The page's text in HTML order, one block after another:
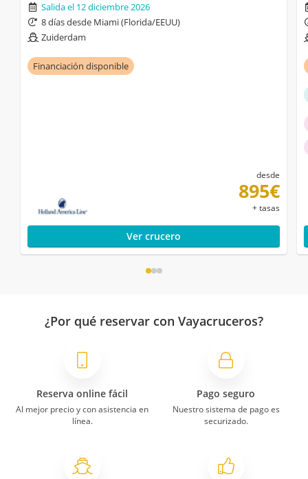
Salida el 12 diciembre 2026
8 días desde Miami (Florida/EEUU)
Zuiderdam
Financiación disponible
desde
895€
+ tasas
Ver crucero
¿Por qué reservar con Vayacruceros?
Reserva online fácil
Al mejor precio y con asistencia en
línea.
Pago seguro
Nuestro sistema de pago es
securizado.